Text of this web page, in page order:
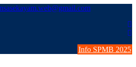
Info SPMB 2025